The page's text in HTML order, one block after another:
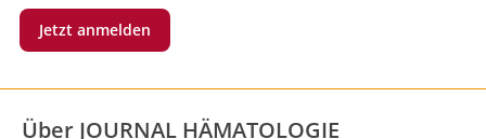
Jetzt anmelden
Über JOURNAL HÄMATOLOGIE